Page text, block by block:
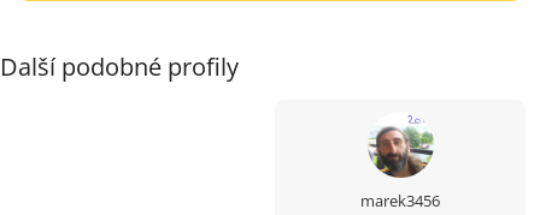
Další podobné profily
marek3456